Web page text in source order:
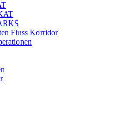
Fluss Korridor